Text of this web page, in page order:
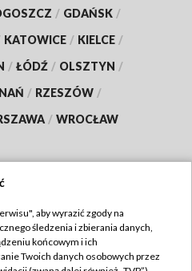
/ GDAŃSK /
KATOWICE / KIELCE /
/ ŁÓDŹ / OLSZTYN /
/ RZESZÓW /
/ WROCŁAW
TVP
TVP
aby wyrazić zgody na
śledzenia i zbierania danych,
końcowym i ich
Twoich danych osobowych przez